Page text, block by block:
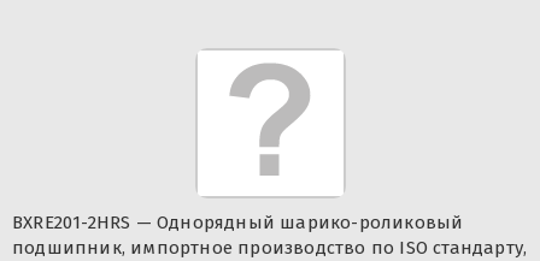
BXRE201-2HRS — Однорядный шарико-роликовый
подшипник, импортное производство по ISO стандарту,